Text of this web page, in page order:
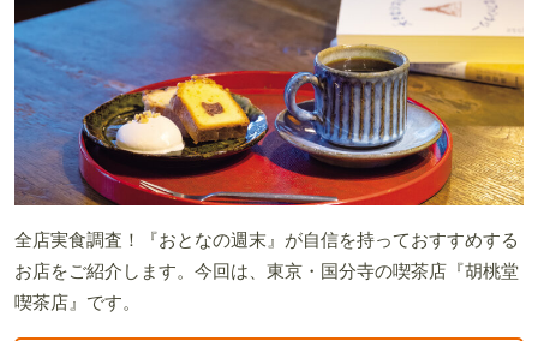
全店実食調査！『おとなの週末』が自信を持っておすすめする
お店をご紹介します。今回は、東京・国分寺の喫茶店『胡桃堂
喫茶店』です。